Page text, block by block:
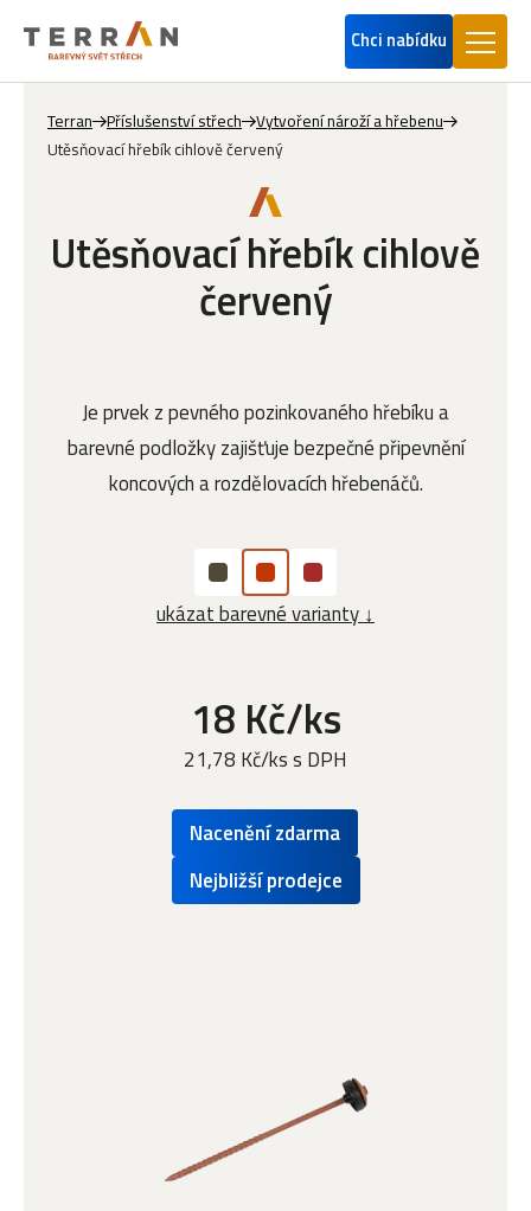
Chci nabídku
Terran Příslušenství střech
Vytvoření nároží a hřebenu
Utěsňovací hřebík cihlově červený
Utěsňovací hřebík cihlově
červený
Je prvek z pevného pozinkovaného hřebíku a
barevné podložky zajišťuje bezpečné připevnění
koncových a rozdělovacích hřebenáčů.
ukázat barevné varianty ↓
18 Kč/ks
21,78 Kč/ks s DPH
Nacenění zdarma
Nejbližší prodejce